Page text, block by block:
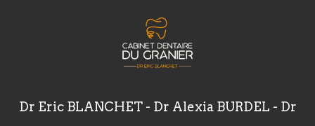
Dr Eric BLANCHET - Dr Alexia BURDEL - Dr